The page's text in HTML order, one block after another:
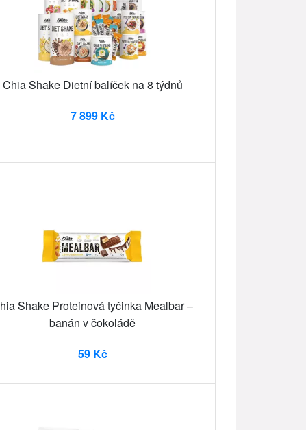
Chia Shake Dietní balíček na 8 týdnů
7 899 Kč
Shake Proteinová tyčinka Mealbar –
banán v čokoládě
59 Kč